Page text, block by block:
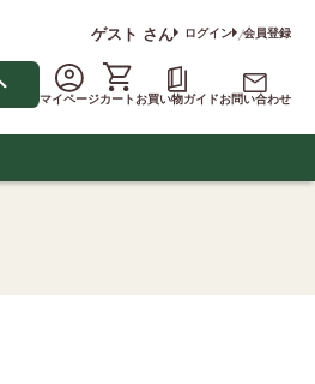
ゲスト さん ログイン 会員登録
マイページカート お買い物ガイドお問い合わせ